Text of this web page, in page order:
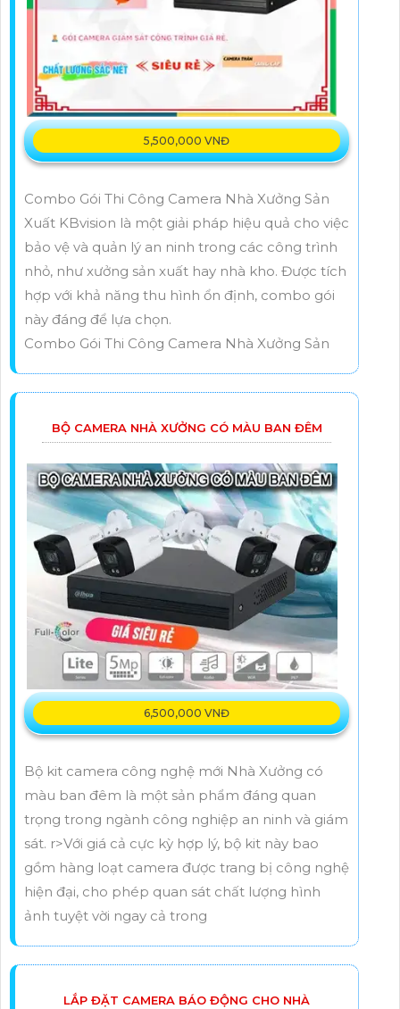
5,500,000 VNĐ
Combo Gói Thi Công Camera Nhà Xưởng Sản
Xuất KBvision là một giải pháp hiệu quả cho việc
bảo vệ và quản lý an ninh trong các công trình
nhỏ, như xưởng sản xuất hay nhà kho. Được tích
hợp với khả năng thu hình ổn định, combo gói
này đáng để lựa chọn.
Combo Gói Thi Công Camera Nhà Xưởng Sản
BỘ CAMERA NHÀ XƯỞNG CÓ MÀU BAN ĐÊM
6,500,000 VNĐ
Bộ kit camera công nghệ mới Nhà Xưởng có
màu ban đêm là một sản phẩm đáng quan
trọng trong ngành công nghiệp an ninh và giám
sát. r>Với giá cả cực kỳ hợp lý, bộ kit này bao
gồm hàng loạt camera được trang bị công nghệ
hiện đại, cho phép quan sát chất lượng hình
ảnh tuyệt vời ngay cả trong
LẮP ĐẶT CAMERA BÁO ĐỘNG CHO NHÀ